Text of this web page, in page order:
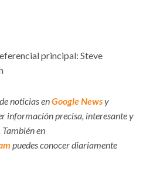
principal: Steve
noticias enGoogle Newsy
información precisa, interesante y
en
puedes conocer diariamente